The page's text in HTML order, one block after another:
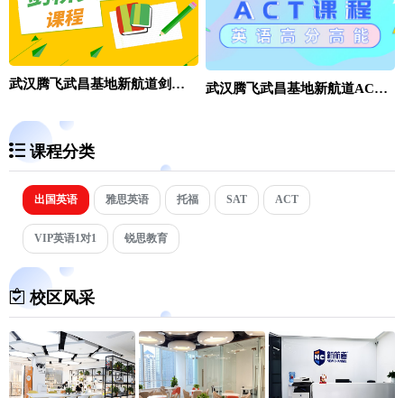
武汉腾飞武昌基地新航道剑桥英语辅导班 武汉腾飞武昌基地新航道ACT培训课程
课程分类
出国英语 雅思英语 托福 SAT ACT
VIP英语1对1 锐思教育
校区风采